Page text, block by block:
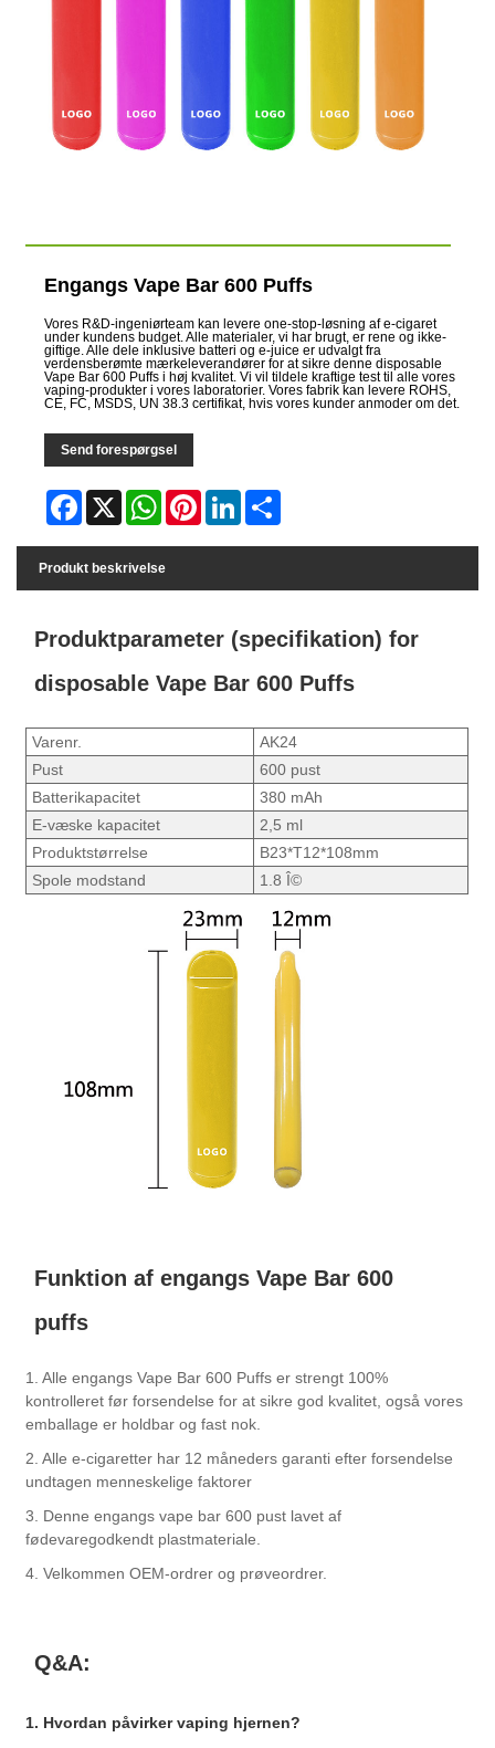
Engangs Vape Bar 600 Puffs
Vores R&D-ingeniørteam kan levere one-stop-løsning af e-cigaret
under kundens budget. Alle materialer, vi har brugt, er rene og ikke-
giftige. Alle dele inklusive batteri og e-juice er udvalgt fra
verdensberømte mærkeleverandører for at sikre denne disposable
Vape Bar 600 Puffs i høj kvalitet. Vi vil tildele kraftige test til alle vores
vaping-produkter i vores laboratorier. Vores fabrik kan levere ROHS,
CE, FC, MSDS, UN 38.3 certifikat, hvis vores kunder anmoder om det.
Send forespørgsel
Facebook WhatsAppPinterestLinkedIn
Produkt beskrivelse
Produktparameter (specifikation) for
disposable Vape Bar 600 Puffs
Varenr.
AK24
Pust
600 pust
Batterikapacitet
380 mAh
E-væske kapacitet
2,5 ml
Produktstørrelse
B23*T12*108mm
Spole modstand
1.8 Î©
Funktion af engangs Vape Bar 600
puffs
1. Alle engangs Vape Bar 600 Puffs er strengt 100%
kontrolleret før forsendelse for at sikre god kvalitet, også vores
emballage er holdbar og fast nok.
2. Alle e-cigaretter har 12 måneders garanti efter forsendelse
undtagen menneskelige faktorer
3. Denne engangs vape bar 600 pust lavet af
fødevaregodkendt plastmateriale.
4. Velkommen OEM-ordrer og prøveordrer.
Q&A:
1. Hvordan påvirker vaping hjernen?